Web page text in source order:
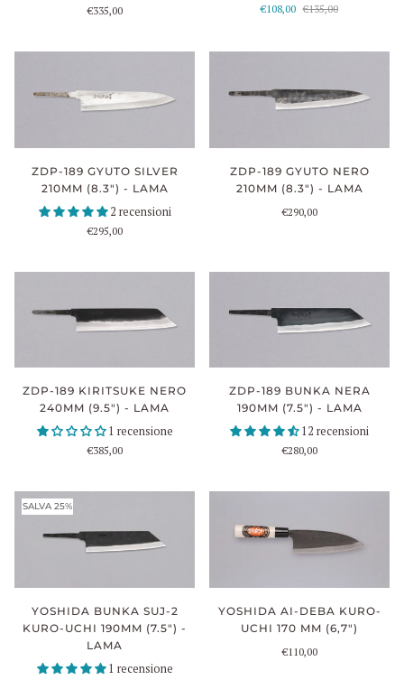
€335,00
€108,00 €135,00
ZDP-189 GYUTO SILVER
210MM (8.3") - LAMA
2 recensioni
€295,00
ZDP-189 GYUTO NERO
210MM (8.3") - LAMA
€290,00
ZDP-189 KIRITSUKE NERO
240MM (9.5") - LAMA
1 recensione
€385,00
ZDP-189 BUNKA NERA
190MM (7.5") - LAMA
12 recensioni
€280,00
SALVA 25%
YOSHIDA BUNKA SUJ-2
KURO-UCHI 190MM (7.5") -
LAMA
1 recensione
YOSHIDA AI-DEBA KURO-
UCHI 170 MM (6,7")
€110,00